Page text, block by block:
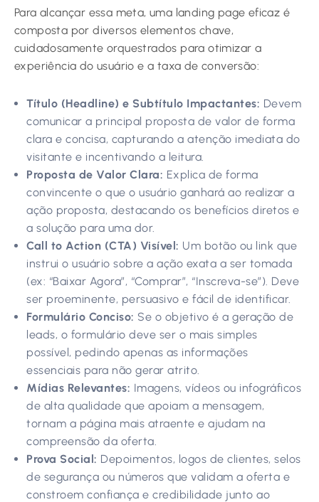
Para alcançar essa meta, uma landing page eficaz é
composta por diversos elementos chave,
cuidadosamente orquestrados para otimizar a
experiência do usuário e a taxa de conversão:
Título (Headline) e Subtítulo Impactantes: Devem
comunicar a principal proposta de valor de forma
clara e concisa, capturando a atenção imediata do
visitante e incentivando a leitura.
Proposta de Valor Clara: Explica de forma
convincente o que o usuário ganhará ao realizar a
ação proposta, destacando os benefícios diretos e
a solução para uma dor.
Call to Action (CTA) Visível: Um botão ou link que
instrui o usuário sobre a ação exata a ser tomada
(ex: “Baixar Agora”, “Comprar”, “Inscreva-se”). Deve
ser proeminente, persuasivo e fácil de identificar.
Formulário Conciso: Se o objetivo é a geração de
leads, o formulário deve ser o mais simples
possível, pedindo apenas as informações
essenciais para não gerar atrito.
Mídias Relevantes: Imagens, vídeos ou infográficos
de alta qualidade que apoiam a mensagem,
tornam a página mais atraente e ajudam na
compreensão da oferta.
Prova Social: Depoimentos, logos de clientes, selos
de segurança ou números que validam a oferta e
constroem confiança e credibilidade junto ao